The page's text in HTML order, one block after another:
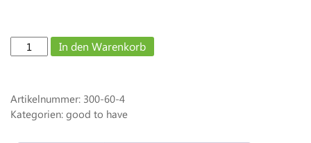
Back
Up
-
beheizbarer
In den Warenkorb
Artikelnummer: 300-60-4
Kategorien: good to have